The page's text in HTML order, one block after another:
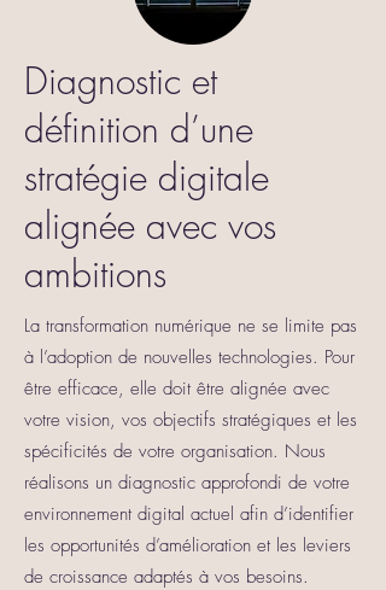
Diagnostic et
définition d’une
stratégie digitale
alignée avec vos
ambitions
La transformation numérique ne se limite pas
à l’adoption de nouvelles technologies. Pour
être efficace, elle doit être alignée avec
votre vision, vos objectifs stratégiques et les
spécificités de votre organisation. Nous
réalisons un diagnostic approfondi de votre
environnement digital actuel afin d’identifier
les opportunités d’amélioration et les leviers
de croissance adaptés à vos besoins.